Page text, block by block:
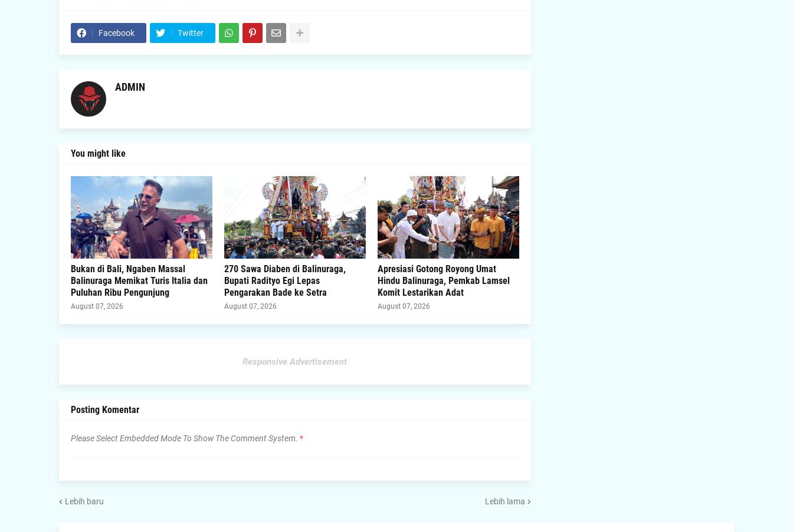
Facebook Twitter
ADMIN
You might like
Bukan di Bali, Ngaben Massal
Balinuraga Memikat Turis Italia dan
Puluhan Ribu Pengunjung
August 07, 2026
270 Sawa Diaben di Balinuraga,
Bupati Radityo Egi Lepas
Pengarakan Bade ke Setra
August 07, 2026
Apresiasi Gotong Royong Umat
Hindu Balinuraga, Pemkab Lamsel
Komit Lestarikan Adat
August 07, 2026
Responsive Advertisement
Posting Komentar
Please Select Embedded Mode To Show The Comment System. *
Lebih baru Lebih lama